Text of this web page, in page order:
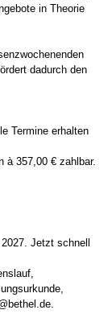
in Theorie
dadurch den
Termine erhalten
à 357,00 € zahlbar.
Jetzt schnell